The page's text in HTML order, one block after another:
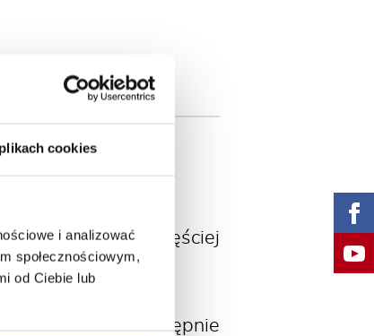
cookies
i analizować
społecznościowym,
od Ciebie lub
Bakterioza częściej
obwódkami. Następnie